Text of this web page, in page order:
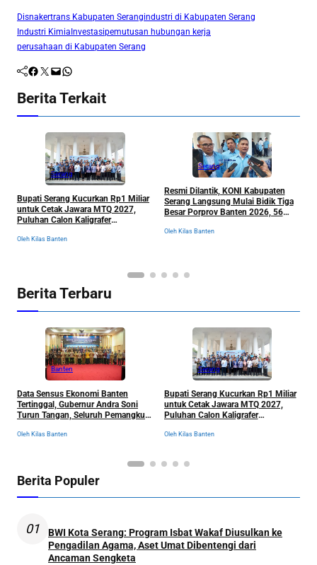
Disnakertrans Kabupaten Serangindustri di Kabupaten Serang
Industri Kimia Investasipemutusan hubungan kerja
perusahaan di Kabupaten Serang
Facebook Twitter Mail WhatsApp
Berita Terkait
Serang
Bupati Serang Kucurkan Rp1 Miliar
untuk Cetak Jawara MTQ 2027,
Puluhan Calon Kaligrafer
Oleh Kilas Banten
Serang
Resmi Dilantik, KONI Kabupaten
Serang Langsung Mulai Bidik Tiga
Besar Porprov Banten 2026, 56
Oleh Kilas Banten
Berita Terbaru
Banten
Data Sensus Ekonomi Banten
Tertinggal, Gubernur Andra Soni
Turun Tangan, Seluruh Pemangku
Dikumpulkan
Oleh Kilas Banten
Serang
Bupati Serang Kucurkan Rp1 Miliar
untuk Cetak Jawara MTQ 2027,
Puluhan Calon Kaligrafer
Oleh Kilas Banten
Berita Populer
01
BWI Kota Serang: Program Isbat Wakaf Diusulkan ke
Pengadilan Agama, Aset Umat Dibentengi dari
Ancaman Sengketa